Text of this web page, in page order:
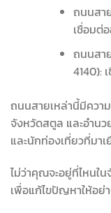
ถนนสา
เชื่อมต่
ถนนสา
4140):
ถนนสายเหล่านี้มีควา
จังหวัดสตูล และอำนว
และนักท่องเที่ยวที่มา
ไม่ว่าคุณจะอยู่ที่ไหนใ
เพื่อแก้ไขปัญหาให้อย่